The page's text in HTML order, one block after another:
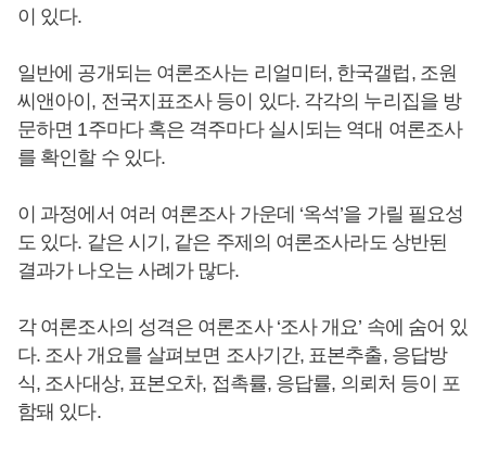
이 있다.
일반에 공개되는 여론조사는 리얼미터, 한국갤럽, 조원
씨앤아이, 전국지표조사 등이 있다. 각각의 누리집을 방
문하면 1주마다 혹은 격주마다 실시되는 역대 여론조사
를 확인할 수 있다.
이 과정에서 여러 여론조사 가운데 ‘옥석’을 가릴 필요성
도 있다. 같은 시기, 같은 주제의 여론조사라도 상반된
결과가 나오는 사례가 많다.
각 여론조사의 성격은 여론조사 ‘조사 개요’ 속에 숨어 있
다. 조사 개요를 살펴보면 조사기간, 표본추출, 응답방
식, 조사대상, 표본오차, 접촉률, 응답률, 의뢰처 등이 포
함돼 있다.